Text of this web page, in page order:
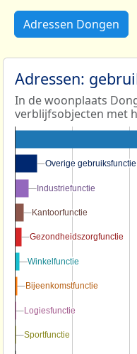
Adressen Dongen
Adressen:
In de woonplaats
verblijfsobjecten met
Overige gebruiksfunctie
Overige gebruiksfunctie
Industriefunctie
Industriefunctie
Kantoorfunctie
Kantoorfunctie
Gezondheidszorgfunctie
Gezondheidszorgfunctie
Winkelfunctie
Winkelfunctie
Bijeenkomstfunctie
Bijeenkomstfunctie
Logiesfunctie
Logiesfunctie
Sportfunctie
Sportfunctie